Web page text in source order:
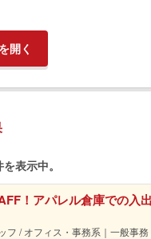
開く
を表示中。
！アパレル倉庫での入
フ / オフィス・事務系｜一般事務